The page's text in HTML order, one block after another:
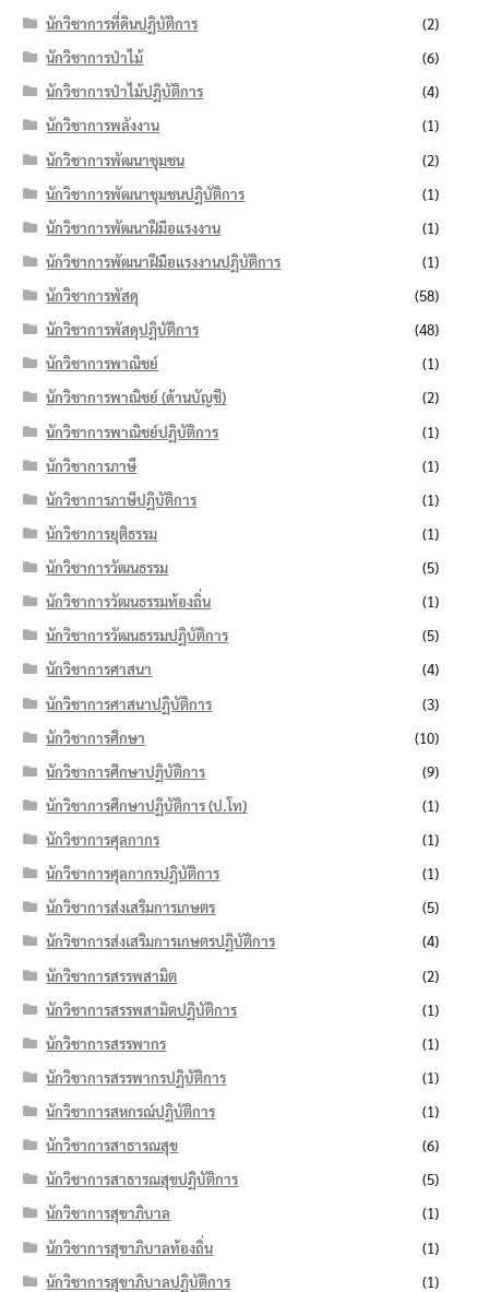
นักวิชาการที่ดินปฏิบัติการ
(2)
นักวิชาการป่าไม้
(6)
นักวิชาการป่าไม้ปฏิบัติการ
(4)
นักวิชาการพลังงาน
(1)
นักวิชาการพัฒนาชุมชน
(2)
นักวิชาการพัฒนาชุมชนปฏิบัติการ
(1)
นักวิชาการพัฒนาฝีมือแรงงาน
(1)
นักวิชาการพัฒนาฝีมือแรงงานปฏิบัติการ
(1)
นักวิชาการพัสดุ
(58)
นักวิชาการพัสดุปฏิบัติการ
(48)
นักวิชาการพาณิชย์
(1)
นักวิชาการพาณิชย์ (ด้านบัญชี)
(2)
นักวิชาการพาณิชย์ปฏิบัติการ
(1)
นักวิชาการภาษี
(1)
นักวิชาการภาษีปฏิบัติการ
(1)
นักวิชาการยุติธรรม
(1)
นักวิชาการวัฒนธรรม
(5)
นักวิชาการวัฒนธรรมท้องถิ่น
(1)
นักวิชาการวัฒนธรรมปฏิบัติการ
(5)
นักวิชาการศาสนา
(4)
นักวิชาการศาสนาปฏิบัติการ
(3)
นักวิชาการศึกษา
(10)
นักวิชาการศึกษาปฏิบัติการ
(9)
นักวิชาการศึกษาปฏิบัติการ (ป.โท)
(1)
นักวิชาการศุลกากร
(1)
นักวิชาการศุลกากรปฏิบัติการ
(1)
นักวิชาการส่งเสริมการเกษตร
(5)
นักวิชาการส่งเสริมการเกษตรปฏิบัติการ
(4)
นักวิชาการสรรพสามิต
(2)
นักวิชาการสรรพสามิตปฏิบัติการ
(1)
นักวิชาการสรรพากร
(1)
นักวิชาการสรรพากรปฏิบัติการ
(1)
นักวิชาการสหกรณ์ปฏิบัติการ
(1)
นักวิชาการสาธารณสุข
(6)
นักวิชาการสาธารณสุขปฏิบัติการ
(5)
นักวิชาการสุขาภิบาล
(1)
นักวิชาการสุขาภิบาลท้องถิ่น
(1)
นักวิชาการสุขาภิบาลปฏิบัติการ
(1)